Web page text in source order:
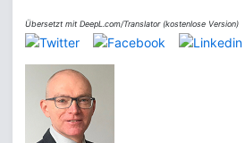
Übersetzt mit DeepL.com/Translator (kostenlose Version)